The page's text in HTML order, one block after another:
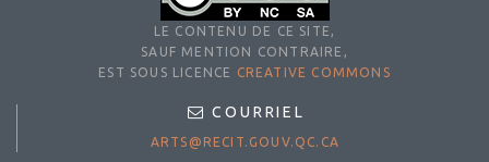
LE CONTENU DE CE SITE,
SAUF MENTION CONTRAIRE,
EST SOUS LICENCE
CREATIVE COMMONS
COURRIEL
ARTS@RECIT.GOUV.QC.CA